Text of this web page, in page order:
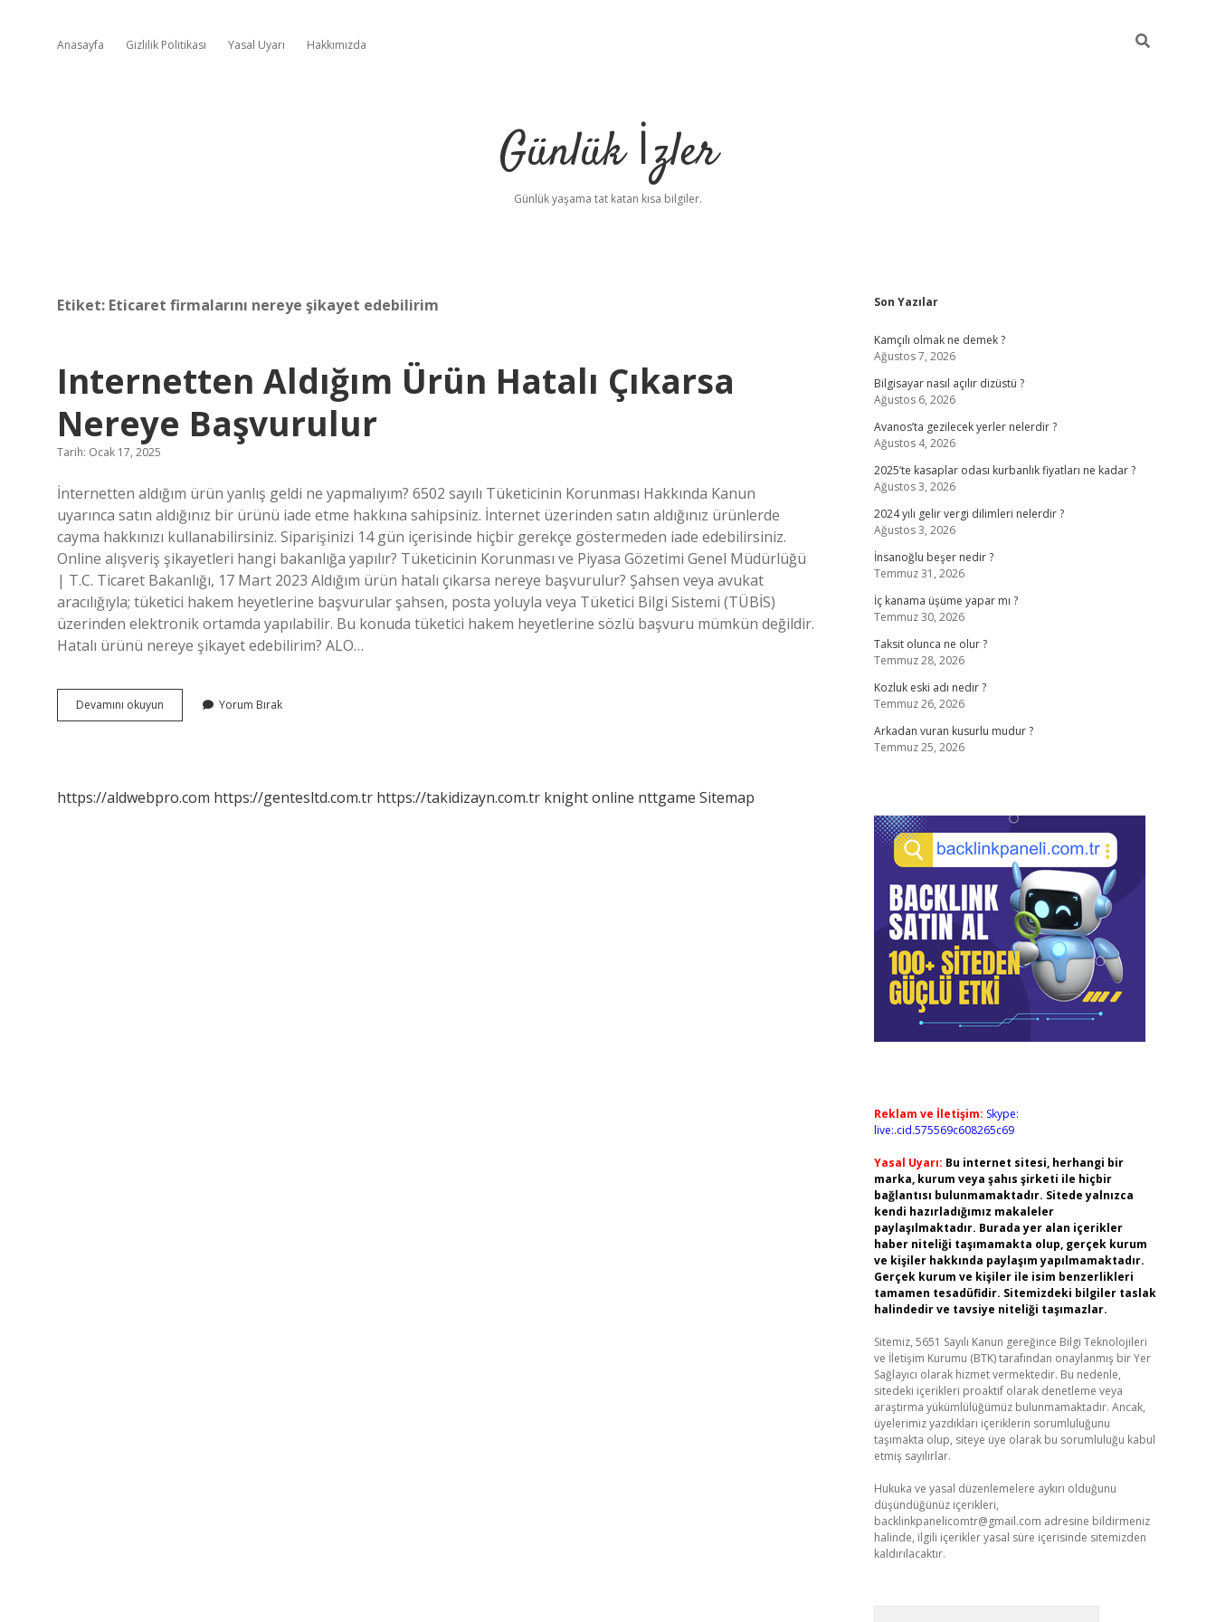
Anasayfa Gizlilik Politikası Yasal Uyarı Hakkımızda
Günlük İzler
Günlük yaşama tat katan kısa bilgiler.
Etiket: Eticaret firmalarını nereye şikayet edebilirim
Internetten Aldığım Ürün Hatalı Çıkarsa
Nereye Başvurulur
Tarih: Ocak 17, 2025
İnternetten aldığım ürün yanlış geldi ne yapmalıyım? 6502 sayılı Tüketicinin Korunması Hakkında Kanun
uyarınca satın aldığınız bir ürünü iade etme hakkına sahipsiniz. İnternet üzerinden satın aldığınız ürünlerde
cayma hakkınızı kullanabilirsiniz. Siparişinizi 14 gün içerisinde hiçbir gerekçe göstermeden iade edebilirsiniz.
Online alışveriş şikayetleri hangi bakanlığa yapılır? Tüketicinin Korunması ve Piyasa Gözetimi Genel Müdürlüğü
| T.C. Ticaret Bakanlığı, 17 Mart 2023 Aldığım ürün hatalı çıkarsa nereye başvurulur? Şahsen veya avukat
aracılığıyla; tüketici hakem heyetlerine başvurular şahsen, posta yoluyla veya Tüketici Bilgi Sistemi (TÜBİS)
üzerinden elektronik ortamda yapılabilir. Bu konuda tüketici hakem heyetlerine sözlü başvuru mümkün değildir.
Hatalı ürünü nereye şikayet edebilirim? ALO…
Devamını okuyun Internetten
Aldığım
Başvurulur
Yorum Bırak
https://aldwebpro.com https://gentesltd.com.tr https://takidizayn.com.tr knight online nttgame Sitemap
Sidebar
Son Yazılar
Kamçılı olmak ne demek ?
Ağustos 7, 2026
Bilgisayar nasıl açılır dizüstü ?
Ağustos 6, 2026
Avanos’ta gezilecek yerler nelerdir ?
Ağustos 4, 2026
2025’te kasaplar odası kurbanlık fiyatları ne kadar ?
Ağustos 3, 2026
2024 yılı gelir vergi dilimleri nelerdir ?
Ağustos 3, 2026
İnsanoğlu beşer nedir ?
Temmuz 31, 2026
İç kanama üşüme yapar mı ?
Temmuz 30, 2026
Taksit olunca ne olur ?
Temmuz 28, 2026
Kozluk eski adı nedir ?
Temmuz 26, 2026
Arkadan vuran kusurlu mudur ?
Temmuz 25, 2026
Reklam ve İletişim: Skype:
live:.cid.575569c608265c69
Yasal Uyarı: Bu internet sitesi, herhangi bir
marka, kurum veya şahıs şirketi ile hiçbir
bağlantısı bulunmamaktadır. Sitede yalnızca
kendi hazırladığımız makaleler
paylaşılmaktadır. Burada yer alan içerikler
haber niteliği taşımamakta olup, gerçek kurum
ve kişiler hakkında paylaşım yapılmamaktadır.
Gerçek kurum ve kişiler ile isim benzerlikleri
tamamen tesadüfidir. Sitemizdeki bilgiler taslak
halindedir ve tavsiye niteliği taşımazlar.
Sitemiz, 5651 Sayılı Kanun gereğince Bilgi Teknolojileri
ve İletişim Kurumu (BTK) tarafından onaylanmış bir Yer
Sağlayıcı olarak hizmet vermektedir. Bu nedenle,
sitedeki içerikleri proaktif olarak denetleme veya
araştırma yükümlülüğümüz bulunmamaktadır. Ancak,
üyelerimiz yazdıkları içeriklerin sorumluluğunu
taşımakta olup, siteye üye olarak bu sorumluluğu kabul
etmiş sayılırlar.
Hukuka ve yasal düzenlemelere aykırı olduğunu
düşündüğünüz içerikleri,
backlinkpanelicomtr@gmail.com adresine bildirmeniz
halinde, ilgili içerikler yasal süre içerisinde sitemizden
kaldırılacaktır.